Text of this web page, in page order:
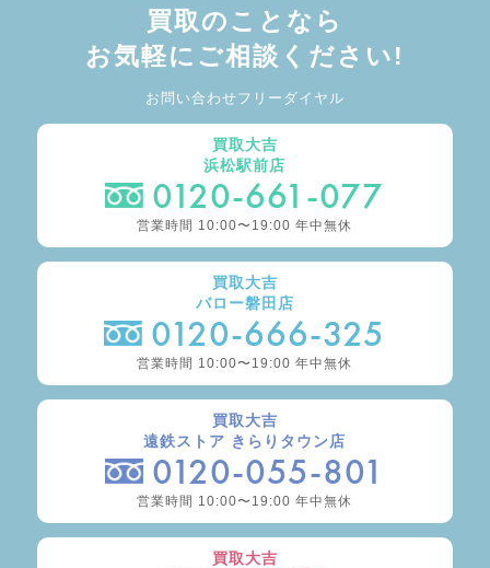
買取のことなら
お気軽にご相談ください!
お問い合わせフリーダイヤル
買取大吉
浜松駅前店
0120-661-077
営業時間 10:00〜19:00 年中無休
買取大吉
バロー磐田店
0120-666-325
営業時間 10:00〜19:00 年中無休
買取大吉
遠鉄ストア きらりタウン店
0120-055-801
営業時間 10:00〜19:00 年中無休
買取大吉